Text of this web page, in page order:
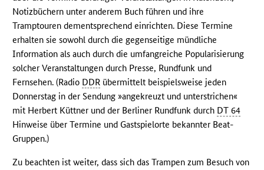
Notizbüchern unter anderem Buch führen und ihre
Tramptouren dementsprechend einrichten. Diese Termine
erhalten sie sowohl durch die gegenseitige mündliche
Information als auch durch die umfangreiche Popularisierung
solcher Veranstaltungen durch Presse, Rundfunk und
Fernsehen. (Radio DDR übermittelt beispielsweise jeden
Donnerstag in der Sendung »angekreuzt und unterstrichen«
mit Herbert Küttner und der Berliner Rundfunk durch DT 64
Hinweise über Termine und Gastspielorte bekannter Beat-
Gruppen.)
Zu beachten ist weiter, dass sich das Trampen zum Besuch von